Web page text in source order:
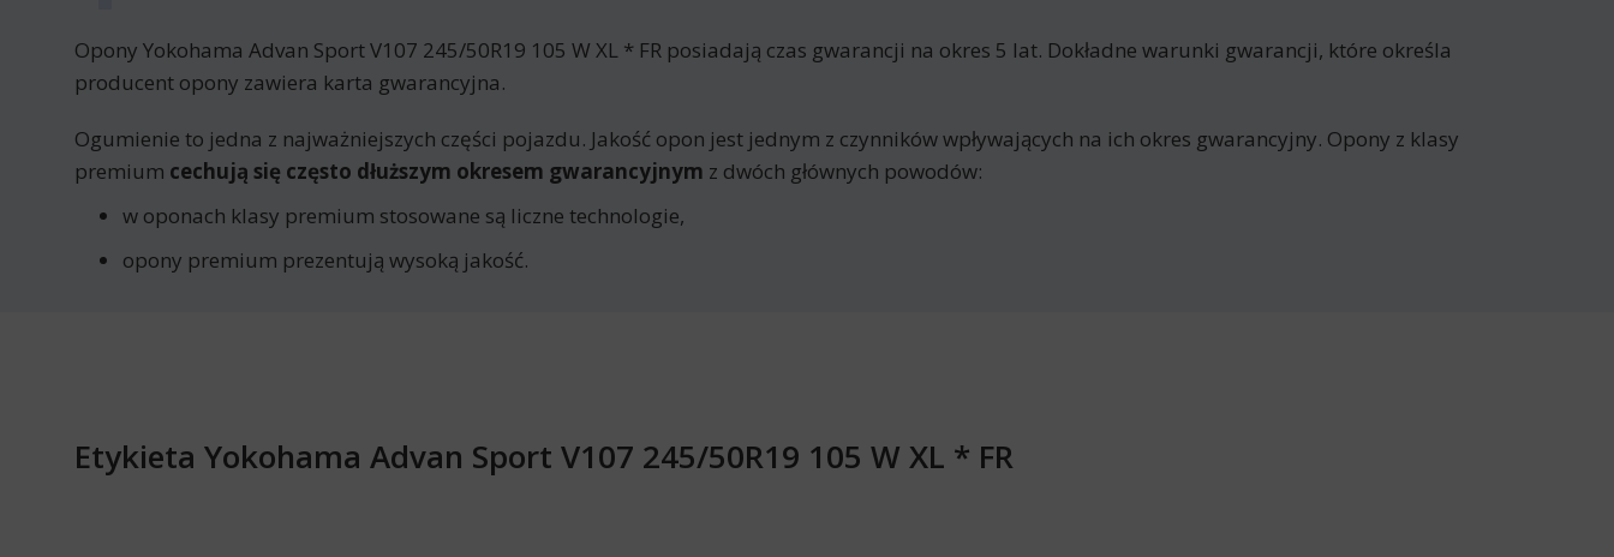
Opony Yokohama Advan Sport V107 245/50R19 105 W XL * FR posiadają czas gwarancji na okres 5 lat. Dokładne warunki gwarancji, które określa
producent opony zawiera karta gwarancyjna.
Ogumienie to jedna z najważniejszych części pojazdu. Jakość opon jest jednym z czynników wpływających na ich okres gwarancyjny. Opony z klasy
premium cechują się często dłuższym okresem gwarancyjnym z dwóch głównych powodów:
w oponach klasy premium stosowane są liczne technologie,
opony premium prezentują wysoką jakość.
Etykieta Yokohama Advan Sport V107 245/50R19 105 W XL * FR